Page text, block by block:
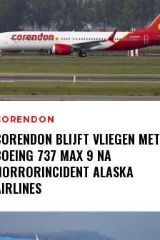
BLIJFT VLIEGEN MET
737 MAX 9 NA
ALASKA